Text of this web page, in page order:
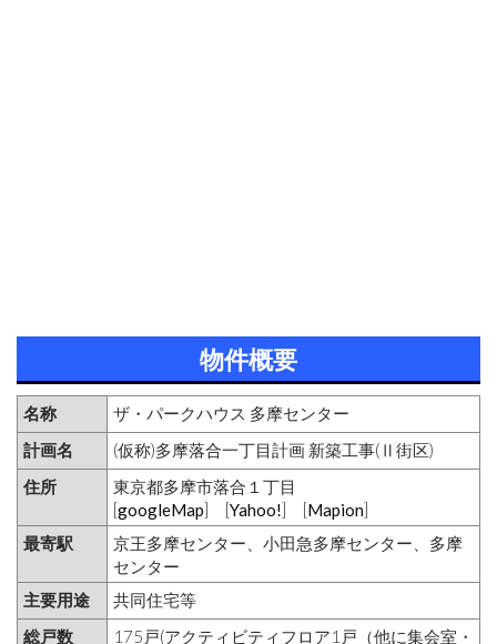
物件概要
名称
ザ・パークハウス 多摩センター
計画名
(仮称)多摩落合一丁目計画 新築工事(Ⅱ街区)
住所
東京都多摩市落合１丁目
[googleMap] [Yahoo!] [Mapion]
最寄駅
京王多摩センター、小田急多摩センター、多摩
センター
主要用途
共同住宅等
総戸数
175戸(アクティビティフロア1戸（他に集会室・